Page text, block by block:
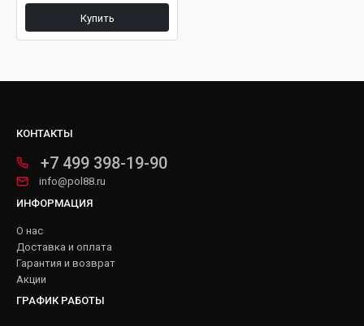
Купить
КОНТАКТЫ
+7 499 398-19-90
info@pol88.ru
ИНФОРМАЦИЯ
О нас
Доставка и оплата
Гарантия и возврат
Акции
ГРАФИК РАБОТЫ